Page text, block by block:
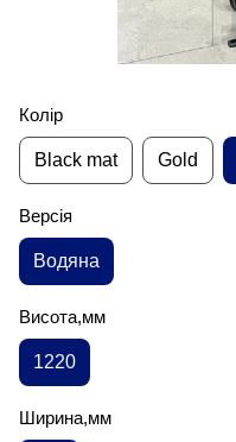
Колір
Black mat Gold
Версія
Водяна
Висота,мм
1220
Ширина,мм